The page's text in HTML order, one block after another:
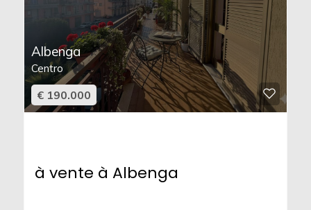
Albenga
Centro
€ 190.000
à vente à Albenga